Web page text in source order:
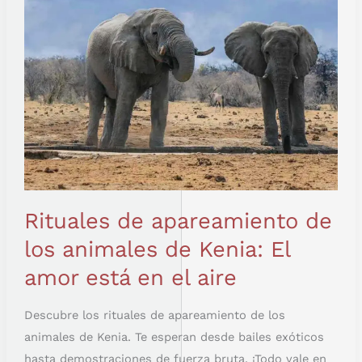
Rituales de apareamiento de
los animales de Kenia: El
amor está en el aire
Descubre los rituales de apareamiento de los
animales de Kenia. Te esperan desde bailes exóticos
hasta demostraciones de fuerza bruta. ¡Todo vale en
EN
EL
AIRE